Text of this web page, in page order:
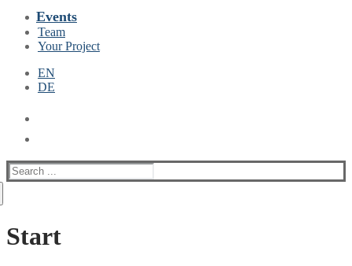
Events
Team
Your Project
EN
DE
Suche
nach:
Start